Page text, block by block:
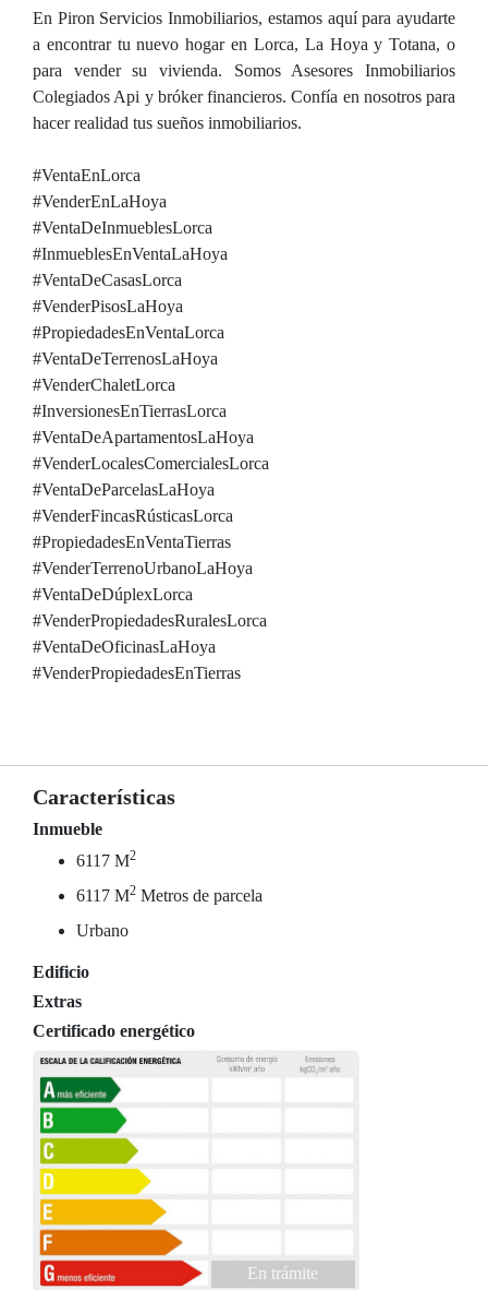
En Piron Servicios Inmobiliarios, estamos aquí para ayudarte
a encontrar tu nuevo hogar en Lorca, La Hoya y Totana, o
para vender su vivienda. Somos Asesores Inmobiliarios
Colegiados Api y bróker financieros. Confía en nosotros para
hacer realidad tus sueños inmobiliarios.
#VentaEnLorca
#VenderEnLaHoya
#VentaDeInmueblesLorca
#InmueblesEnVentaLaHoya
#VentaDeCasasLorca
#VenderPisosLaHoya
#PropiedadesEnVentaLorca
#VentaDeTerrenosLaHoya
#VenderChaletLorca
#InversionesEnTierrasLorca
#VentaDeApartamentosLaHoya
#VenderLocalesComercialesLorca
#VentaDeParcelasLaHoya
#VenderFincasRústicasLorca
#PropiedadesEnVentaTierras
#VenderTerrenoUrbanoLaHoya
#VentaDeDúplexLorca
#VenderPropiedadesRuralesLorca
#VentaDeOficinasLaHoya
#VenderPropiedadesEnTierras
Características
Inmueble
6117 M2
6117 M2 Metros de parcela
Urbano
Edificio
Extras
Certificado energético
En trámite